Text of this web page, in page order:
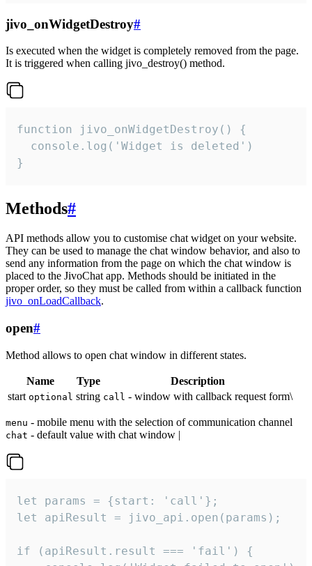
jivo_onWidgetDestroy#
Is executed when the widget is completely removed from the page.
It is triggered when calling jivo_destroy() method.
function jivo_onWidgetDestroy() {
  console.log('Widget is deleted')
}
Methods#
API methods allow you to customise chat widget on your website.
They can be used to manage the chat window behavior, and also to
send any information from the page on which the chat window is
placed to the JivoChat app. Methods should be initiated in the
proper order, so they must be called from within a callback function
jivo_onLoadCallback.
open#
Method allows to open chat window in different states.
Name Type
Description
start optional string call - window with callback request form\
menu - mobile menu with the selection of communication channel
chat - default value with chat window |
let params = {start: 'call'};
let apiResult = jivo_api.open(params);
if (apiResult.result === 'fail') {